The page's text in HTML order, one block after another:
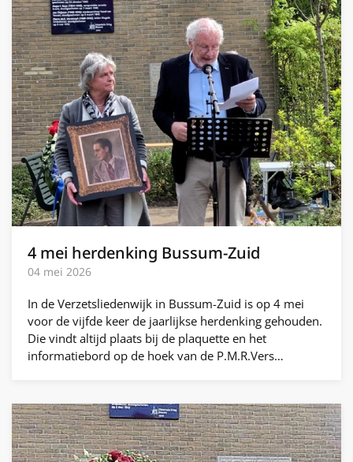
4 mei herdenking Bussum-Zuid
04 mei 2026
In de Verzetsliedenwijk in Bussum-Zuid is op 4 mei
voor de vijfde keer de jaarlijkse herdenking gehouden.
Die vindt altijd plaats bij de plaquette en het
informatiebord op de hoek van de P.M.R.Vers…